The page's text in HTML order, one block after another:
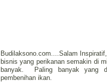
Budilaksono.com....Salam
bisnis yang perikanan semakin di
banyak. Paling banyak yang
pembenihan ikan.